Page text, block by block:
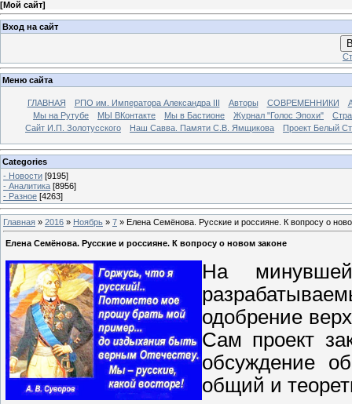
[Мой сайт]
Вход на сайт
Меню сайта
ГЛАВНАЯ РПО им. Императора Александра III Авторы СОВРЕМЕННИКИ
Мы на Рутубе
МЫ ВКонтакте Мы в Бастионе Журнал "Голос Эпохи"
Сайт И.П. Золотусского
Наш Савва. Памяти С.В. Ямщикова Проект Белый
Categories
- Новости [9195]
- Аналитика [8956]
- Разное [4263]
Главная » 2016 » Ноябрь » 7 » Елена Семёнова. Русские и россияне. К вопросу о
Елена Семёнова. Русские и россияне. К вопросу о новом законе
На
одобрение
Сам проект
обсуждение
общий и